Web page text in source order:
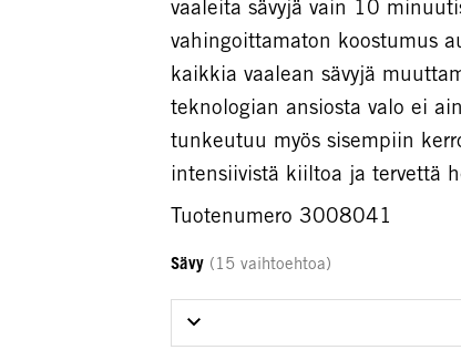
vaaleita sävyjä vain 10
vahingoittamaton koostumus
kaikkia vaalean sävyjä
teknologian ansiosta valo ei
tunkeutuu myös sisempiin
intensiivistä kiiltoa ja tervettä
Tuotenumero 3008041
Sävy (15 vaihtoehtoa)
Select Sävy